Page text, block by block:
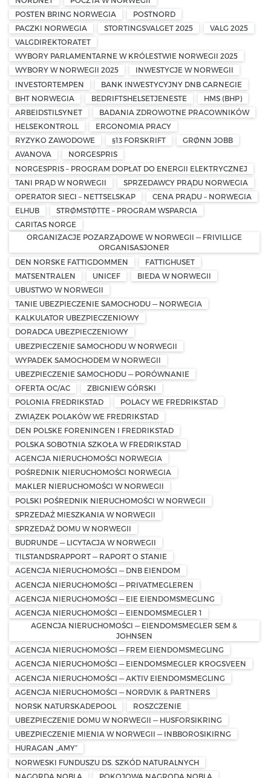
POSTEN BRING NORWEGIA
POSTNORD
PACZKI NORWEGIA
STORTINGSVALGET 2025
VALG 2025
VALGDIREKTORATET
WYBORY PARLAMENTARNE W KRÓLESTWIE NORWEGII 2025
WYBORY W NORWEGII 2025
INWESTYCJE W NORWEGII
INVESTORTEMPEN
BANK INWESTYCYJNY DNB CARNEGIE
BHT NORWEGIA
BEDRIFTSHELSETJENESTE
HMS (BHP)
ARBEIDSTILSYNET
BADANIA ZDROWOTNE PRACOWNIKÓW
HELSEKONTROLL
ERGONOMIA PRACY
RYZYKO ZAWODOWE
§13 FORSKRIFT
GRØNN JOBB
AVANOVA
NORGESPRIS
NORGESPRIS – PROGRAM DOPŁAT DO ENERGII ELEKTRYCZNEJ
TANI PRĄD W NORWEGII
SPRZEDAWCY PRĄDU NORWEGIA
OPERATOR SIECI – NETTSELSKAP
CENA PRĄDU – NORWEGIA
ELHUB
STRØMSTØTTE – PROGRAM WSPARCIA
CARITAS NORGE
ORGANIZACJE POZARZĄDOWE W NORWEGII — FRIVILLIGE
ORGANISASJONER
DEN NORSKE FATTIGDOMMEN
FATTIGHUSET
MATSENTRALEN
UNICEF
BIEDA W NORWEGII
UBUSTWO W NORWEGII
TANIE UBEZPIECZENIE SAMOCHODU — NORWEGIA
KALKULATOR UBEZPIECZENIOWY
DORADCA UBEZPIECZENIOWY
UBEZPIECZENIE SAMOCHODU W NORWEGII
WYPADEK SAMOCHODEM W NORWEGII
UBEZPIECZENIE SAMOCHODU — PORÓWNANIE
OFERTA OC/AC
ZBIGNIEW GÓRSKI
POLONIA FREDRIKSTAD
POLACY WE FREDRIKSTAD
ZWIĄZEK POLAKÓW WE FREDRIKSTAD
DEN POLSKE FORENINGEN I FREDRIKSTAD
POLSKA SOBOTNIA SZKOŁA W FREDRIKSTAD
AGENCJA NIERUCHOMOŚCI NORWEGIA
POŚREDNIK NIERUCHOMOŚCI NORWEGIA
MAKLER NIERUCHOMOŚCI W NORWEGII
POLSKI POŚREDNIK NIERUCHOMOŚCI W NORWEGII
SPRZEDAŻ MIESZKANIA W NORWEGII
SPRZEDAŻ DOMU W NORWEGII
BUDRUNDE — LICYTACJA W NORWEGII
TILSTANDSRAPPORT — RAPORT O STANIE
AGENCJA NIERUCHOMOŚCI — DNB EIENDOM
AGENCJA NIERUCHOMOŚCI — PRIVATMEGLEREN
AGENCJA NIERUCHOMOŚCI — EIE EIENDOMSMEGLING
AGENCJA NIERUCHOMOŚCI — EIENDOMSMEGLER 1
AGENCJA NIERUCHOMOŚCI — EIENDOMSMEGLER SEM &
JOHNSEN
AGENCJA NIERUCHOMOŚCI — FREM EIENDOMSMEGLING
AGENCJA NIERUCHOMOŚCI — EIENDOMSMEGLER KROGSVEEN
AGENCJA NIERUCHOMOŚCI — AKTIV EIENDOMSMEGLING
AGENCJA NIERUCHOMOŚCI — NORDVIK & PARTNERS
NORSK NATURSKADEPOOL
ROSZCZENIE
UBEZPIECZENIE DOMU W NORWEGII — HUSFORSIKRING
UBEZPIECZENIE MIENIA W NORWEGII — INBBOROSIKIRNG
HURAGAN „AMY”
NORWESKI FUNDUSZU DS. SZKÓD NATURALNYCH
NAGORDA NOBLA
POKOJOWA NAGRODA NOBLA